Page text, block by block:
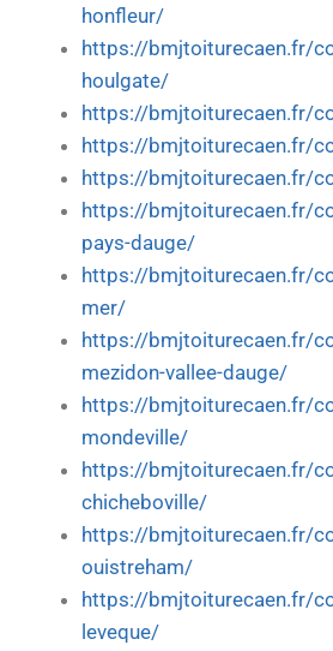
honfleur/
https://bmjtoiturecaen.fr/
houlgate/
https://bmjtoiturecaen.fr/
https://bmjtoiturecaen.fr/
https://bmjtoiturecaen.fr/
https://bmjtoiturecaen.fr/
pays-dauge/
https://bmjtoiturecaen.fr/
mer/
https://bmjtoiturecaen.fr/
mezidon-vallee-dauge/
https://bmjtoiturecaen.fr/
mondeville/
https://bmjtoiturecaen.fr/
chicheboville/
https://bmjtoiturecaen.fr/
ouistreham/
https://bmjtoiturecaen.fr/
leveque/